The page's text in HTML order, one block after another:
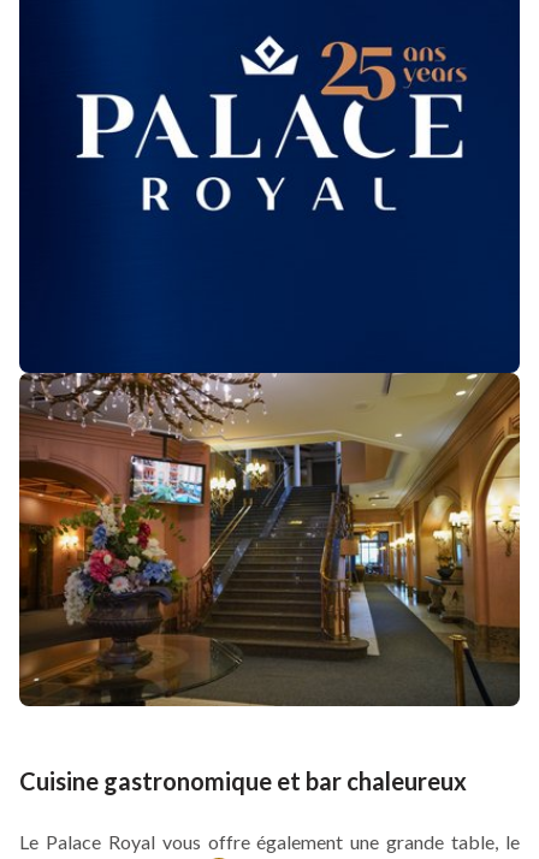
Cuisine gastronomique et bar chaleureux
Le Palace Royal vous offre également une grande table, le